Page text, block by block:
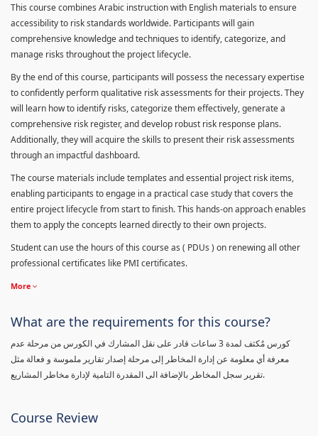
This course combines Arabic instruction with English materials to ensure
accessibility to risk standards worldwide. Participants will gain
comprehensive knowledge and techniques to identify, categorize, and
manage risks throughout the project lifecycle.
By the end of this course, participants will possess the necessary expertise
to confidently perform qualitative risk assessments for their projects. They
will learn how to identify risks, categorize them effectively, generate a
comprehensive risk register, and develop robust risk response plans.
Additionally, they will acquire the skills to present their risk assessments
through an impactful dashboard.
The course materials include templates and essential project risk items,
enabling participants to engage in a practical case study that covers the
entire project lifecycle from start to finish. This hands-on approach enables
them to apply the concepts learned directly to their own projects.
Student can use the hours of this course as ( PDUs ) on renewing all other
professional certificates like PMI certificates.
More
What are the requirements for this course?
كورس مٌكثف لمدة 3 ساعات قادر على نقل المشارك في الكورس من مرحلة عدم
معرفة أي معلومة عن إدارة المخاطر إلى مرحلة إصدار تقارير ملموسة و فعالة مثل
تقرير سجل المخاطر بالإضافة الى المقدرة التامية لإدارة مخاطر المشاريع.
Course Review